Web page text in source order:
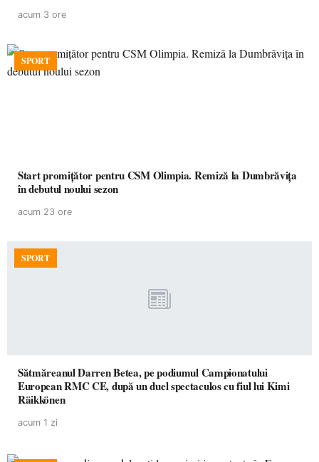
acum 3 ore
SPORT
Start promițător pentru CSM Olimpia. Remiză la Dumbrăvița
în debutul noului sezon
acum 23 ore
SPORT
Sătmăreanul Darren Betea, pe podiumul Campionatului
European RMC CE, după un duel spectaculos cu fiul lui Kimi
Räikkönen
acum 1 zi